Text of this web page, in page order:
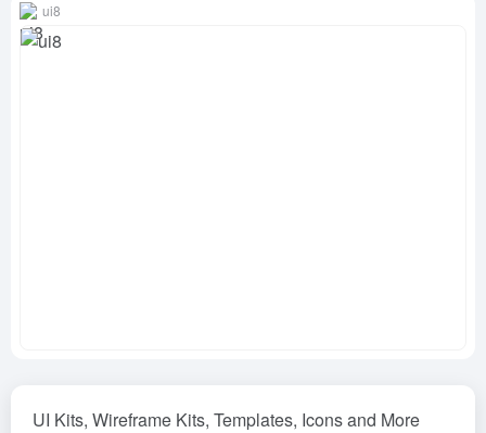
ui8
UI Kits, Wireframe Kits, Templates, Icons and More